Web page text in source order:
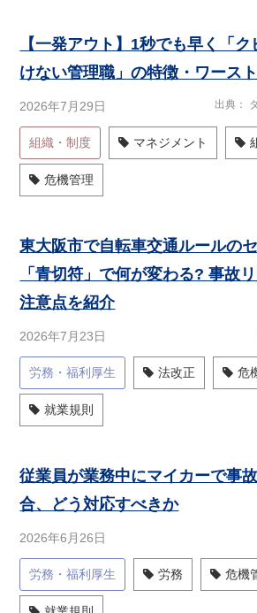
【一発アウト】1秒でも早く「
けない管理職」の特徴・ワース
2026年7月29日 出典
組織・制度 マネジメント
危機管理
東大阪市で自転車交通ルールの
「青切符」で何が変わる? 事故
注意点を紹介
2026年7月23日
労務・福利厚生 法改正 危
就業規則
従業員が業務中にマイカーで事
合、どう対応すべきか
2026年6月26日
労務・福利厚生 労務 危機